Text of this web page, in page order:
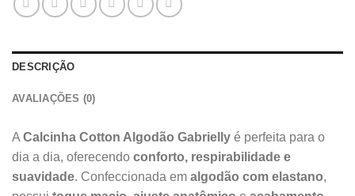
DESCRIÇÃO
AVALIAÇÕES (0)
A Calcinha Cotton Algodão Gabrielly é perfeita para o
dia a dia, oferecendo conforto, respirabilidade e
suavidade. Confeccionada em algodão com elastano,